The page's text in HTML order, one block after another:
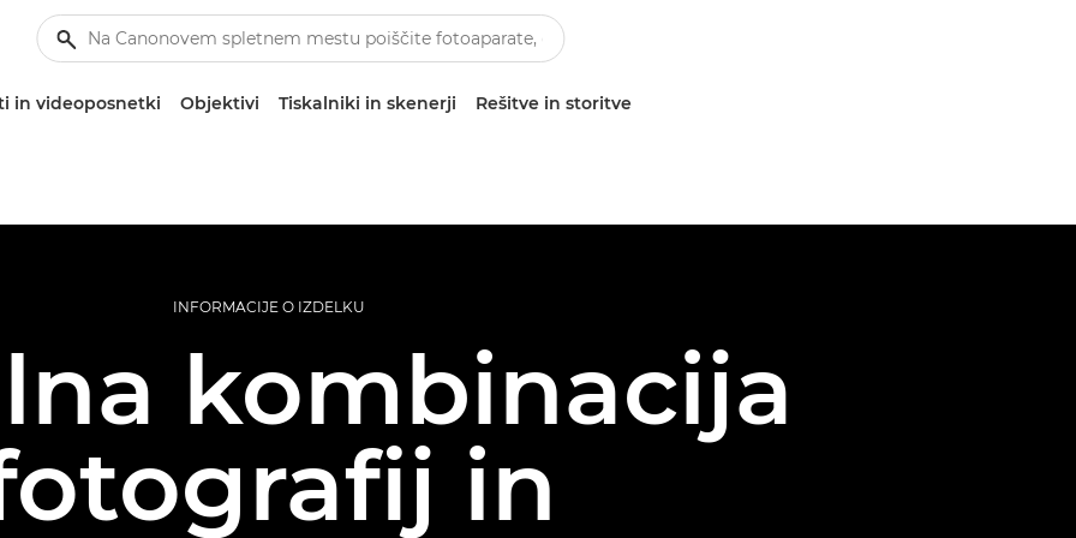
in videoposnetki Objektivi Tiskalniki in skenerji Rešitve in storitve
INFORMACIJE O IZDELKU
kombinacija
in